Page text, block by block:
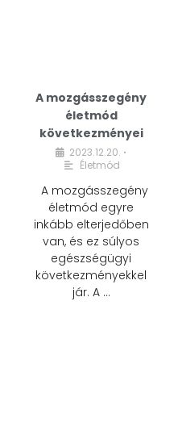
A mozgásszegény
életmód
következményei
2023.12.20. •
Életmód
A mozgásszegény
életmód egyre
inkább elterjedőben
van, és ez súlyos
egészségügyi
következményekkel
jár. A …